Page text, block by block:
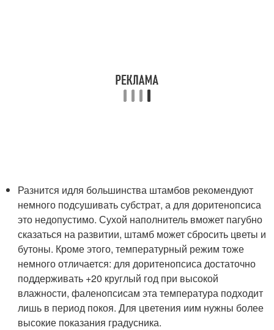
Разнится идля большинства штамбов рекомендуют
немного подсушивать субстрат, а для доритенопсиса
это недопустимо. Сухой наполнитель вможет пагубно
сказаться на развитии, штамб может сбросить цветы и
бутоны. Кроме этого, температурный режим тоже
немного отличается: для доритенопсиса достаточно
поддерживать +20 круглый год при высокой
влажности, фаленопсисам эта температура подходит
лишь в период покоя. Для цветения иим нужны более
высокие показания градусника.